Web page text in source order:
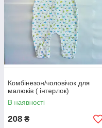
Комбінезон/чоловічок для
малюків ( інтерлок)
В наявності
208 ₴